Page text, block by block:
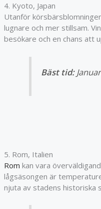
4. Kyoto, Japan
Utanför
lugnare och mer stillsam.
besökare och en chans att
Bäst tid:
5. Rom, Italien
Rom kan vara
lågsäsongen är
njuta av stadens historiska